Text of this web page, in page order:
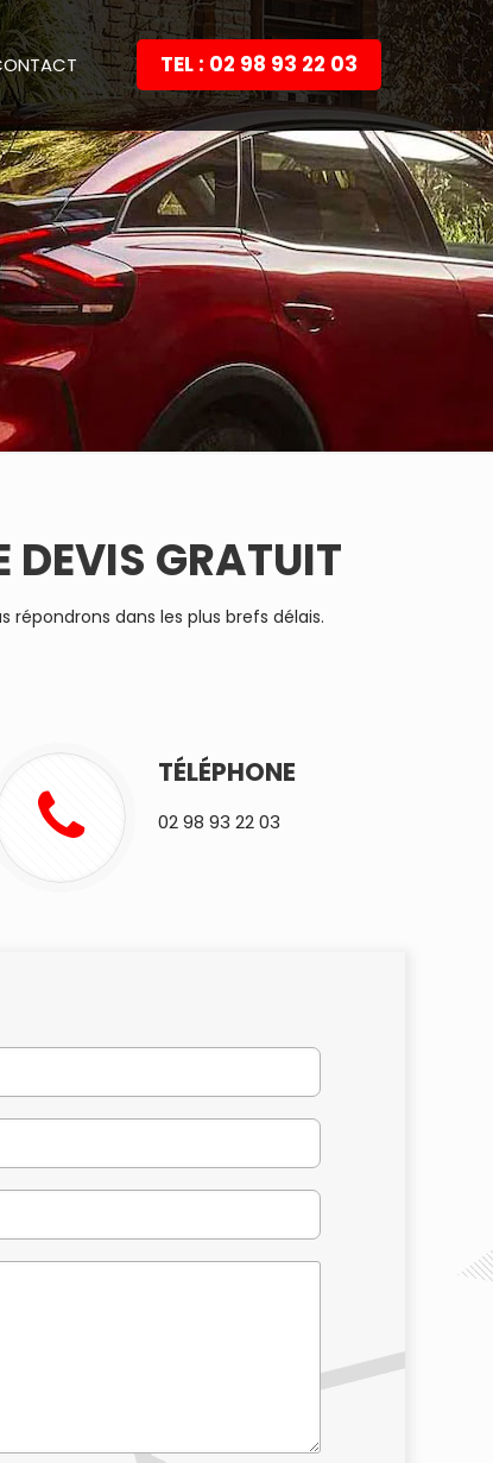
TEL : 02 98 93 22 03
DEVIS GRATUIT
dans les plus brefs délais.
TÉLÉPHONE
02 98 93 22 03